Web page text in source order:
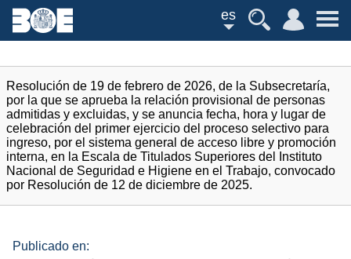
es
Resolución de 19 de febrero de 2026, de la Subsecretaría,
por la que se aprueba la relación provisional de personas
admitidas y excluidas, y se anuncia fecha, hora y lugar de
celebración del primer ejercicio del proceso selectivo para
ingreso, por el sistema general de acceso libre y promoción
interna, en la Escala de Titulados Superiores del Instituto
Nacional de Seguridad e Higiene en el Trabajo, convocado
por Resolución de 12 de diciembre de 2025.
Publicado en: